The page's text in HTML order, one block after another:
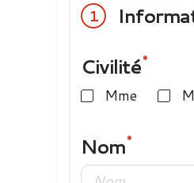
1
Civilité
Mme
Nom